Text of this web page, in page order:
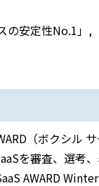
の安定性No.1」,
（ボクシ
を審査、選考
AWARD